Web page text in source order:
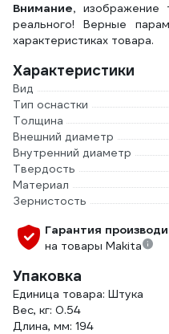
Внимание, изображение
реального! Верные
характеристиках товара.
Характеристики
Вид
Тип оснастки
Толщина
Внешний диаметр
Внутренний диаметр
Твердость
Материал
Зернистость
Гарантия
на товары Makita
Упаковка
Единица товара: Штука
Вес, кг: 0.54
Длина, мм: 194